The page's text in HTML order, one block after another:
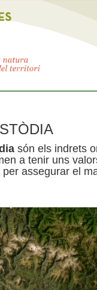
són els indrets
a tenir uns
assegurar el